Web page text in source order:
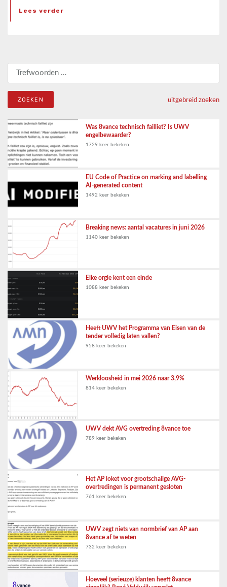
Lees verder
Zoeken naar:
uitgebreid zoeken
Was 8vance technisch failliet? Is UWV
engelbewaarder?
1729 keer bekeken
EU Code of Practice on marking and labelling
AI-generated content
1492 keer bekeken
Breaking news: aantal vacatures in juni 2026
1140 keer bekeken
Elke orgie kent een einde
1088 keer bekeken
Heeft UWV het Programma van Eisen van de
tender volledig laten vallen?
958 keer bekeken
Werkloosheid in mei 2026 naar 3,9%
814 keer bekeken
UWV dekt AVG overtreding 8vance toe
789 keer bekeken
Het AP loket voor grootschalige AVG-
overtredingen is permanent gesloten
761 keer bekeken
UWV zegt niets van normbrief van AP aan
8vance af te weten
732 keer bekeken
Hoeveel (serieuze) klanten heeft 8vance